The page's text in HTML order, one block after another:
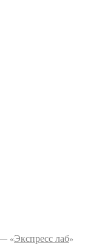
— «Экспресс лаб»